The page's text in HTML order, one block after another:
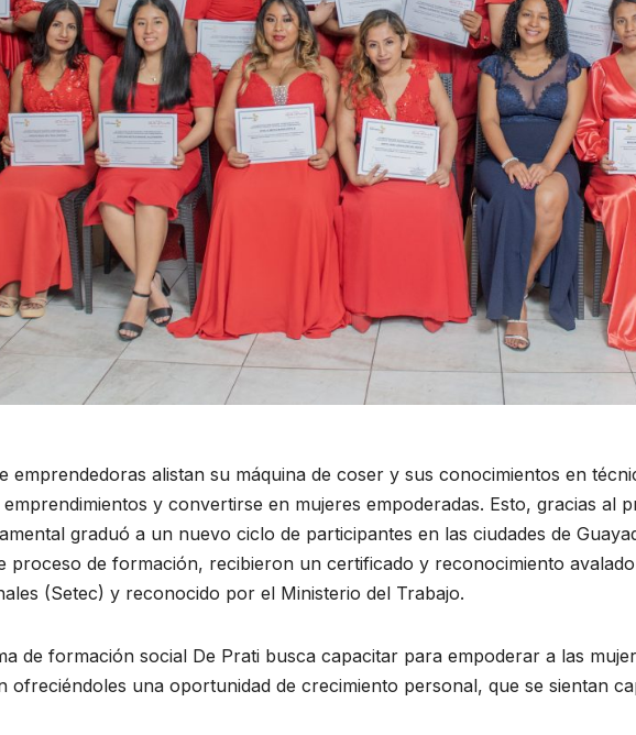
emprendedoras alistan su máquina de coser y sus conocimientos en
y convertirse en mujeres empoderadas. Esto, gracias al
graduó a un nuevo ciclo de participantes en las ciudades de
proceso de formación, recibieron un certificado y reconocimiento
(Setec) y reconocido por el Ministerio del Trabajo.
de formación social De Prati busca capacitar para empoderar a las
ofreciéndoles una oportunidad de crecimiento personal, que se sientan